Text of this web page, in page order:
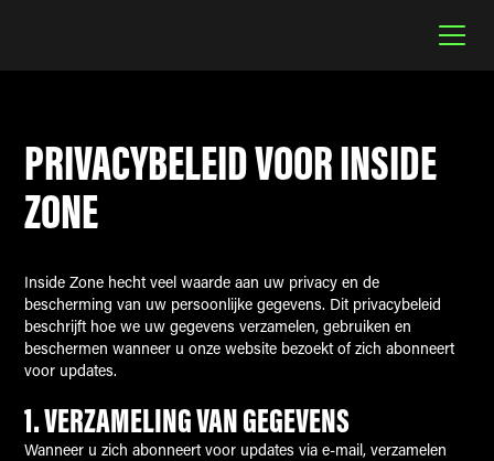
PRIVACYBELEID VOOR INSIDE
ZONE
Inside Zone hecht veel waarde aan uw privacy en de
bescherming van uw persoonlijke gegevens. Dit privacybeleid
beschrijft hoe we uw gegevens verzamelen, gebruiken en
beschermen wanneer u onze website bezoekt of zich abonneert
voor updates.
1. VERZAMELING VAN GEGEVENS
Wanneer u zich abonneert voor updates via e-mail, verzamelen